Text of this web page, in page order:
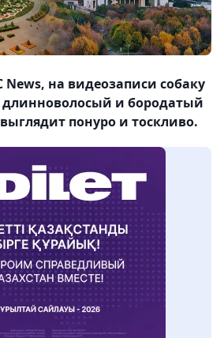
News, на видеозаписи собаку
длинноволосый и бородатый
понуро и тоскливо.